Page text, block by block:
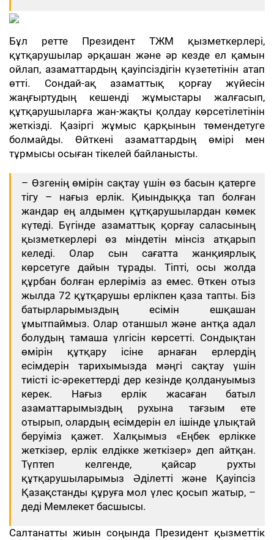
Бұл ретте Президент ТЖМ қызметкерлері,
құтқарушылар әрқашан және әр кезде ел қамын
ойлап, азаматтардың қауіпсіздігін күзететінін атап
өтті. Сондай-ақ азаматтық қорғау жүйесін
жаңғыртудың кешенді жұмыстары жалғасып,
құтқарушыларға жан-жақты қолдау көрсетілетінін
жеткізді. Қазіргі жұмыс қарқынын төмендетуге
болмайды. Өйткені азаматтардың өмірі мен
тұрмысы осыған тікелей байланысты.
– Өзгенің өмірін сақтау үшін өз басын қатерге
тігу – нағыз ерлік. Қиындыққа тап болған
жандар ең алдымен құтқарушылардан көмек
күтеді. Бүгінде азаматтық қорғау саласының
қызметкерлері өз міндетін мінсіз атқарып
келеді. Олар сын сағатта жанқиярлық
көрсетуге дайын тұрады. Тіпті, осы жолда
құрбан болған ерлеріміз аз емес. Өткен отыз
жылда 72 құтқарушы ерлікпен қаза тапты. Біз
батырларымыздың есімін ешқашан
ұмытпаймыз. Олар отаншыл және антқа адал
болудың тамаша үлгісін көрсетті. Сондықтан
өмірін құтқару ісіне арнаған ерлердің
есімдерін тарихымызда мәңгі сақтау үшін
тиісті іс-әрекеттерді дер кезінде қолдануымыз
керек. Нағыз ерлік жасаған батыл
азаматтарымыздың рухына тағзым ете
отырып, олардың есімдерін ел ішінде ұлықтай
беруіміз қажет. Халқымыз «Еңбек ерлікке
жеткізер, ерлік елдікке жеткізер» деп айтқан.
Түптеп келгенде, қайсар рухты
құтқарушыларымыз Әділетті және Қауіпсіз
Қазақстанды құруға мол үлес қосып жатыр, –
деді Мемлекет басшысы.
Салтанатты жиын соңында Президент қызметтік